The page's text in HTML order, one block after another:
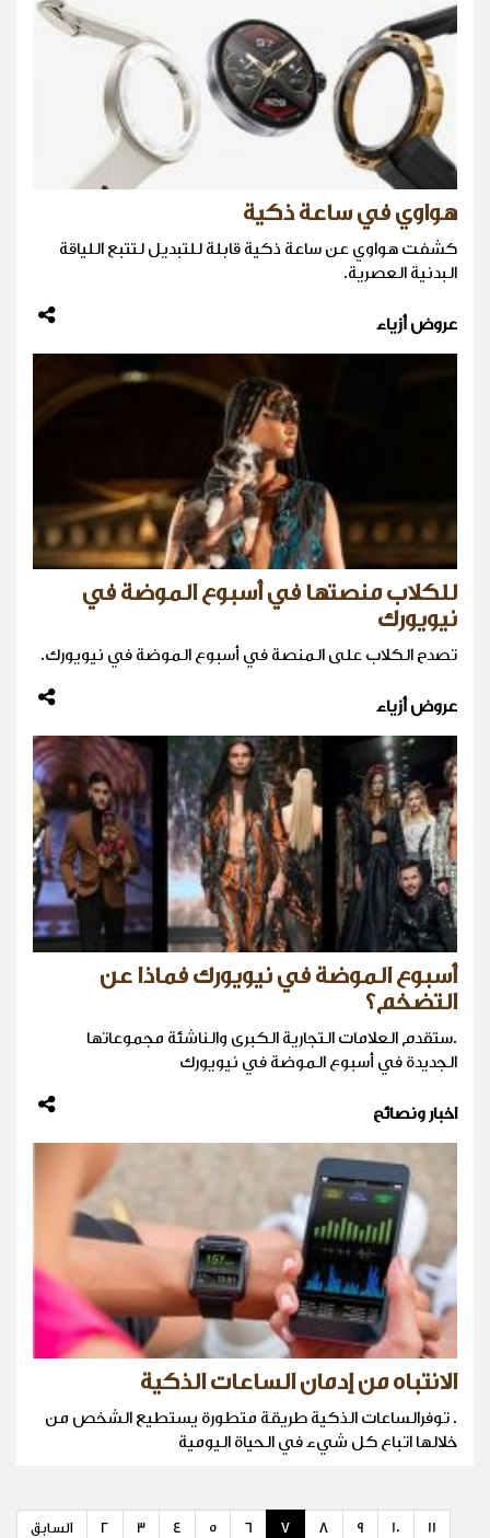
هواوي في ساعة ذكية
كشفت هواوي عن ساعة ذكية قابلة للتبديل لتتبع اللياقة
البدنية العصرية.
عروض أزياء
للكلاب منصتها في أسبوع الموضة في
نيويورك
تصدح الكلاب على المنصة في أسبوع الموضة في نيويورك.
عروض أزياء
أسبوع الموضة في نيويورك فماذا عن
التضخم؟
.ستقدم العلامات التجارية الكبرى والناشئة مجموعاتها
الجديدة في أسبوع الموضة في نيويورك
اخبار ونصائح
الانتباه من إدمان الساعات الذكية
. توفرالساعات الذكية طريقة متطورة يستطيع الشخص من
خلالها اتباع كل شيء في الحياة اليومية
السابق 2 3 4 5 6 7 8 9 10 11